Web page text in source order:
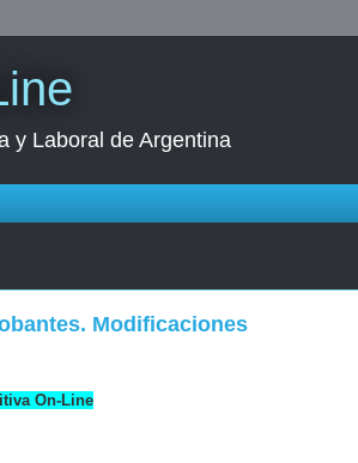
y Laboral de Argentina
Modificaciones
On-Line